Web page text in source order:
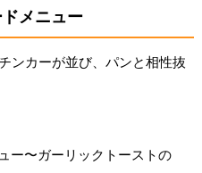
メニュー
ンカーが並び、パンと相性抜
ー〜ガーリックトーストの